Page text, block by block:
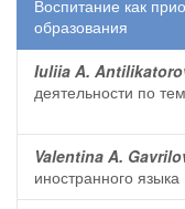
Воспитание как
образования
Iuliia A.
деятельности по
Valentina A.
иностранного языка